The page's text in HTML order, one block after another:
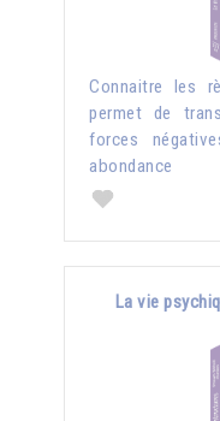
Connaitre les
permet de
forces
abondance
La vie